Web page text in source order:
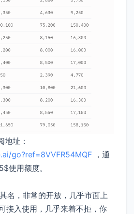
址：
go?ref=8VVFR54MQF ，通
使用额度。
名，非常的开放，几乎市面上
接入使用，几乎来着不拒，你